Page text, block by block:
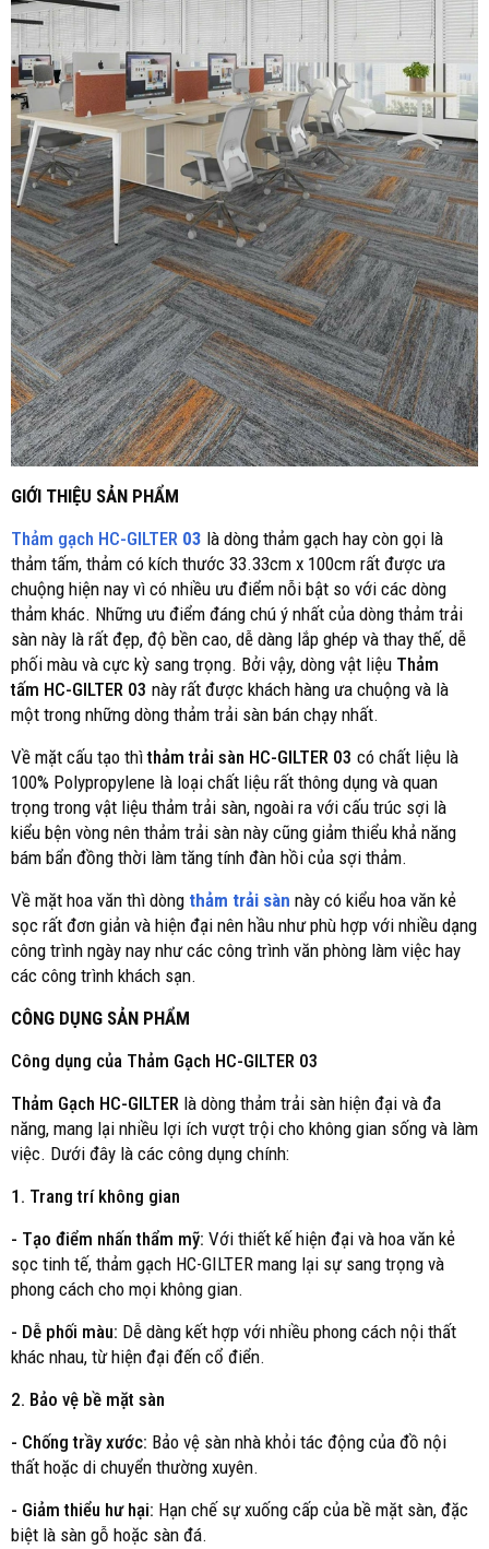
GIỚI THIỆU SẢN PHẨM
Thảm gạch HC-GILTER 03 là dòng thảm gạch hay còn gọi là
thảm tấm, thảm có kích thước 33.33cm x 100cm rất được ưa
chuộng hiện nay vì có nhiều ưu điểm nỗi bật so với các dòng
thảm khác. Những ưu điểm đáng chú ý nhất của dòng thảm trải
sàn này là rất đẹp, độ bền cao, dễ dàng lắp ghép và thay thế, dễ
phối màu và cực kỳ sang trọng. Bởi vậy, dòng vật liệu Thảm
tấm HC-GILTER 03 này rất được khách hàng ưa chuộng và là
một trong những dòng thảm trải sàn bán chạy nhất.
Về mặt cấu tạo thìthảm trải sàn HC-GILTER 03 có chất liệu là
100% Polypropylene là loại chất liệu rất thông dụng và quan
trọng trong vật liệu thảm trải sàn, ngoài ra với cấu trúc sợi là
kiểu bện vòng nên thảm trải sàn này cũng giảm thiểu khả năng
bám bẩn đồng thời làm tăng tính đàn hồi của sợi thảm.
Về mặt hoa văn thì dòng thảm trải sàn này có kiểu hoa văn kẻ
sọc rất đơn giản và hiện đại nên hầu như phù hợp với nhiều dạng
công trình ngày nay như các công trình văn phòng làm việc hay
các công trình khách sạn.
CÔNG DỤNG SẢN PHẨM
Công dụng của Thảm Gạch HC-GILTER 03
Thảm Gạch HC-GILTER là dòng thảm trải sàn hiện đại và đa
năng, mang lại nhiều lợi ích vượt trội cho không gian sống và làm
việc. Dưới đây là các công dụng chính:
1. Trang trí không gian
- Tạo điểm nhấn thẩm mỹ: Với thiết kế hiện đại và hoa văn kẻ
sọc tinh tế, thảm gạch HC-GILTER mang lại sự sang trọng và
phong cách cho mọi không gian.
- Dễ phối màu: Dễ dàng kết hợp với nhiều phong cách nội thất
khác nhau, từ hiện đại đến cổ điển.
2. Bảo vệ bề mặt sàn
- Chống trầy xước: Bảo vệ sàn nhà khỏi tác động của đồ nội
thất hoặc di chuyển thường xuyên.
- Giảm thiểu hư hại: Hạn chế sự xuống cấp của bề mặt sàn, đặc
biệt là sàn gỗ hoặc sàn đá.